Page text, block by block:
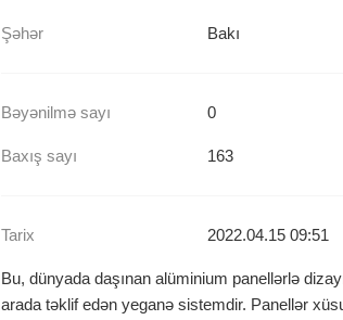
Şəhər Bakı
Bəyənilmə sayı 0
Baxış sayı 163
Tarix 2022.04.15 09:51
Bu, dünyada daşınan alüminium panellərlə
arada təklif edən yeganə sistemdir. Panellər